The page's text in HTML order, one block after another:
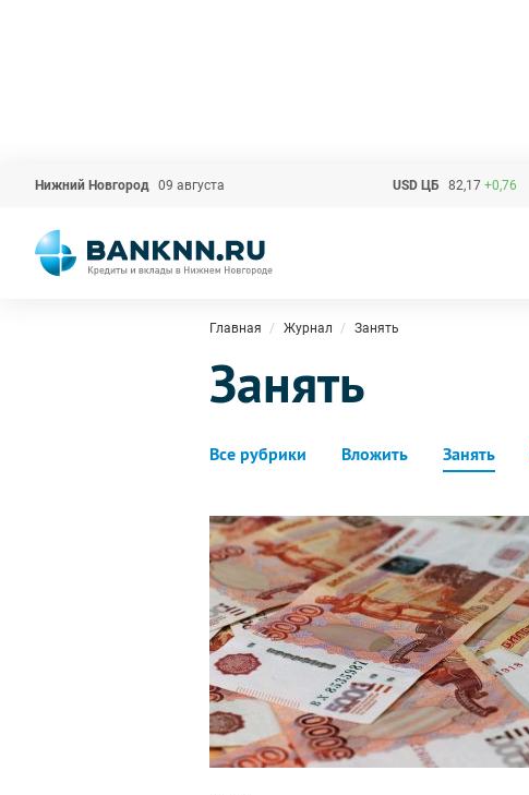
Нижний Новгород 09 августа USD ЦБ 82,17 +0,76
Главная Журнал Занять
Занять
Все рубрики Вложить Занять